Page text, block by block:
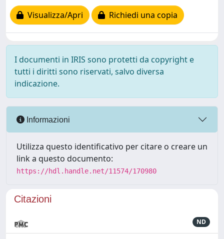
Visualizza/Apri
Richiedi una copia
I documenti in IRIS sono protetti da copyright e
tutti i diritti sono riservati, salvo diversa
indicazione.
Informazioni
Utilizza questo identificativo per citare o creare un
link a questo documento:
https://hdl.handle.net/11574/170980
Citazioni
ND